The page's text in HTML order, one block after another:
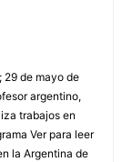
29 de mayo de
argentino,
trabajos en
Ver para leer
la Argentina de